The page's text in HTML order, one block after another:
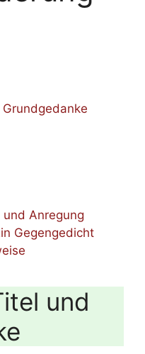
Anregung
Gegengedicht
und